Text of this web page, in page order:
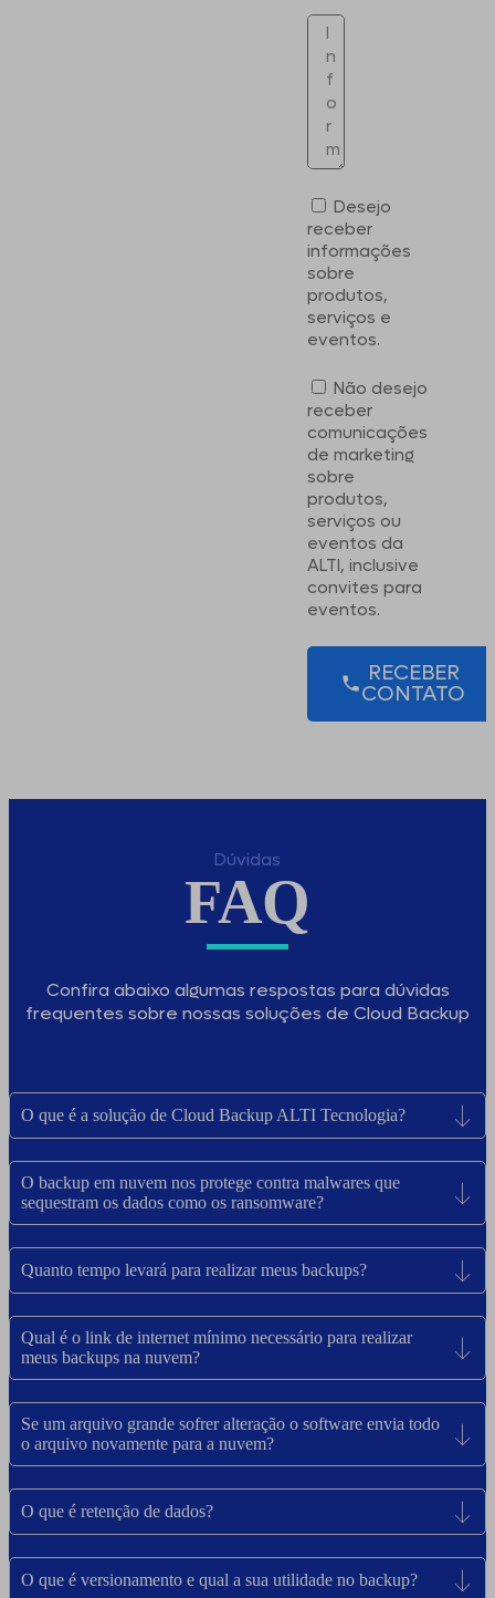
Desejo
receber
informações
sobre
produtos,
serviços e
eventos.
Não desejo
receber
comunicações
de marketing
sobre
produtos,
serviços ou
eventos da
ALTI, inclusive
convites para
eventos.
RECEBER
CONTATO
Dúvidas
FAQ
Confira abaixo algumas respostas para dúvidas
frequentes sobre nossas soluções de Cloud Backup
O que é a solução de Cloud Backup ALTI Tecnologia?
O backup em nuvem nos protege contra malwares que
sequestram os dados como os ransomware?
Quanto tempo levará para realizar meus backups?
Qual é o link de internet mínimo necessário para realizar
meus backups na nuvem?
Se um arquivo grande sofrer alteração o software envia todo
o arquivo novamente para a nuvem?
O que é retenção de dados?
O que é versionamento e qual a sua utilidade no backup?